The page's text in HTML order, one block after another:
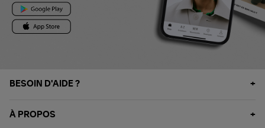
BESOIN D'AIDE ?
À PROPOS